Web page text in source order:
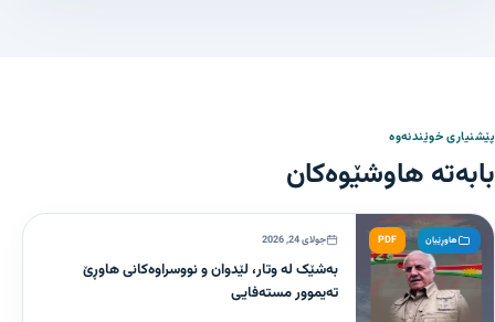
پێشنیاری خوێندنەوە
بابەتە هاوشێوەکان
هاوڕێیان PDF جولای 24, 2026
بەشێک لە وتار، لێدوان و نووسراوەکانی هاوڕێ
تەیموور مستەفایی